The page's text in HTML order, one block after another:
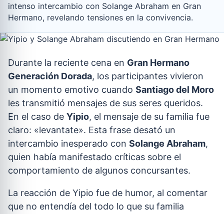
intenso intercambio con Solange Abraham en Gran
Hermano, revelando tensiones en la convivencia.
Durante la reciente cena en Gran Hermano
Generación Dorada, los participantes vivieron
un momento emotivo cuando Santiago del Moro
les transmitió mensajes de sus seres queridos.
En el caso de Yipio, el mensaje de su familia fue
claro: «levantate». Esta frase desató un
intercambio inesperado con Solange Abraham,
quien había manifestado críticas sobre el
comportamiento de algunos concursantes.
La reacción de Yipio fue de humor, al comentar
que no entendía del todo lo que su familia